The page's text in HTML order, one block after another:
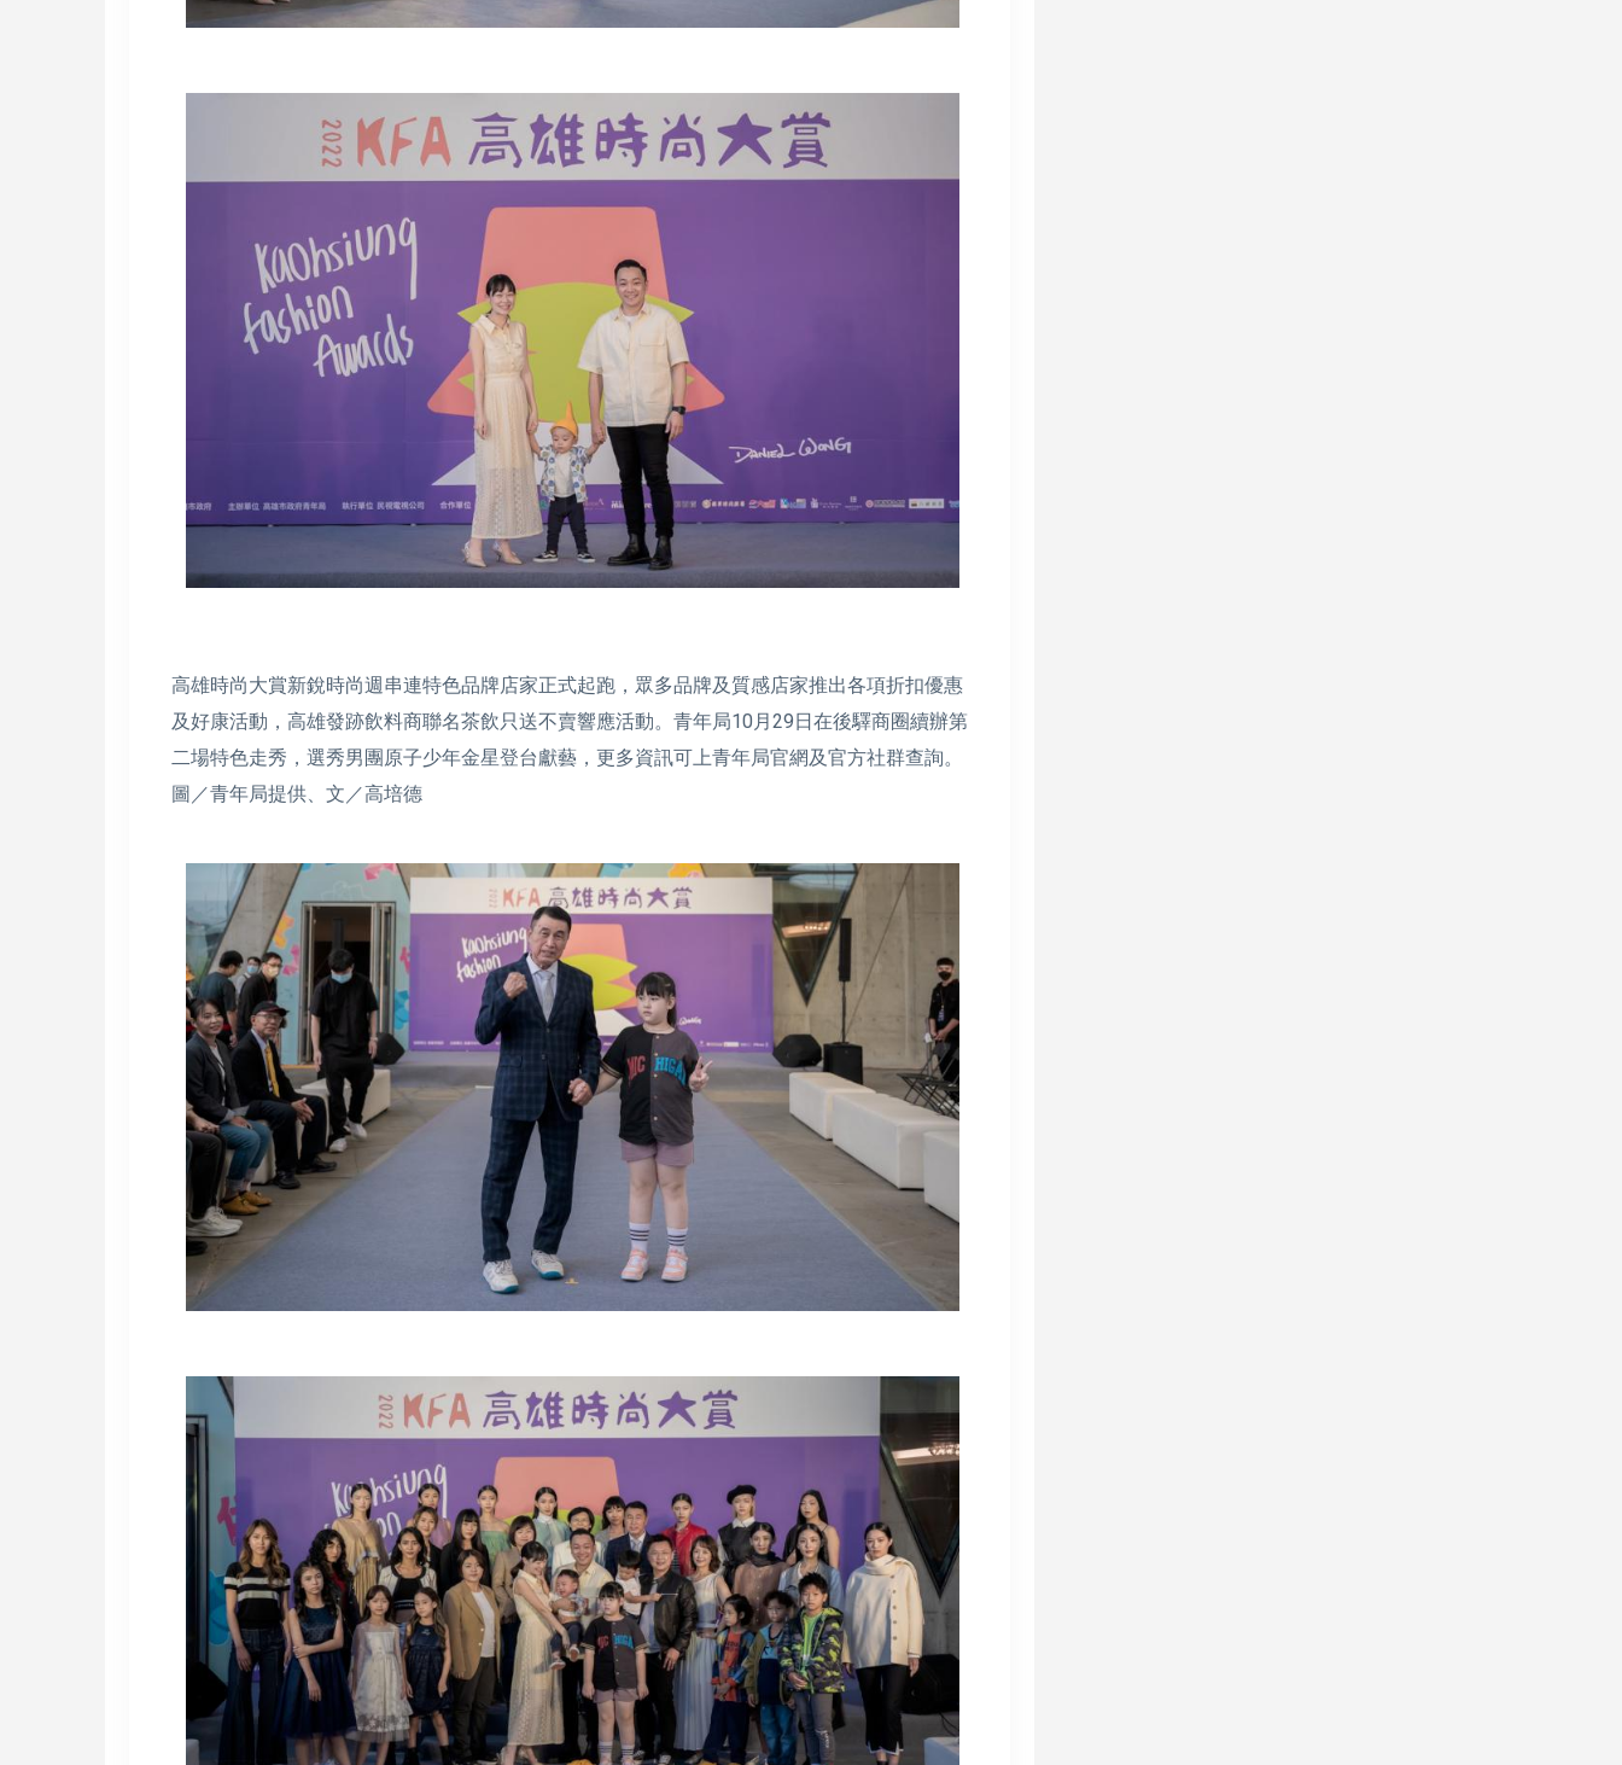
高雄時尚大賞新銳時尚週串連特色品牌店家正式起跑，眾多品牌及質感店家推出各項折扣優惠
及好康活動，高雄發跡飲料商聯名茶飲只送不賣響應活動。青年局10月29日在後驛商圈續辦第
二場特色走秀，選秀男團原子少年金星登台獻藝，更多資訊可上青年局官網及官方社群查詢。
圖／青年局提供、文／高培德